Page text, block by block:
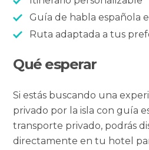
Guía de habla española
Ruta adaptada a tus
Qué esperar
Si estás buscando una
privado por la isla con guía
transporte privado, podrás
directamente en tu hotel